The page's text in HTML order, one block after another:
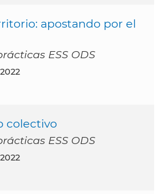
apostando por el
ESS ODS
colectivo
ESS ODS